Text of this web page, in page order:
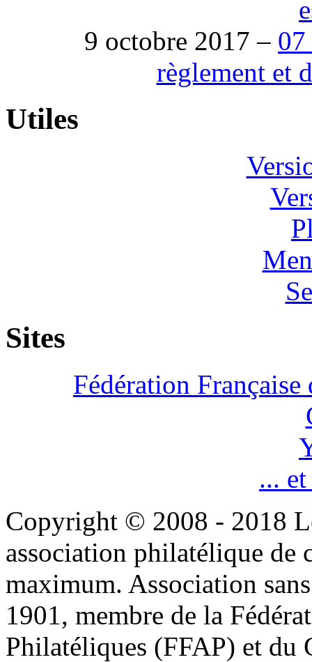
9 octobre 2017 –
règlement et
Utiles
Sites
Fédération
...
Copyright © 2008 - 2018
association philatélique de
maximum. Association
1901, membre de la
Philatéliques (FFAP) et du